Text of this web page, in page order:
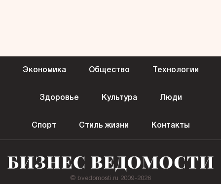
Экономика Общество Технологии
Здоровье Культура Люди
Спорт Стиль жизни Контакты
© bvedomosti.ru 2009-2026